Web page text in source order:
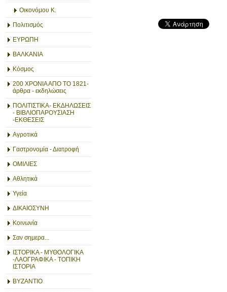
Οικονόμου Κ.
Πολιτισμός
ΕΥΡΩΠΗ
ΒΑΛΚΑΝΙΑ
Κόσμος
200 ΧΡΟΝΙΑ ΑΠΟ ΤΟ 1821-
άρθρα - εκδηλώσεις
ΠΟΛΙΤΙΣΤΙΚΑ- ΕΚΔΗΛΩΣΕΙΣ
- ΒΙΒΛΙΟΠΑΡΟΥΣΙΑΣΗ
-ΕΚΘΕΣΕΙΣ
Αγροτικά
Γαστρονομία - Διατροφή
ΟΜΙΛΙΕΣ
Αθλητικά
Υγεία
ΔΙΚΑΙΟΣΥΝΗ
Κοινωνία
Σαν σημερα...
ΙΣΤΟΡΙΚΑ - ΜΥΘΟΛΟΓΙΚΑ
-ΛΑΟΓΡΑΦΙΚΑ - ΤΟΠΙΚΗ
ΙΣΤΟΡΙΑ
ΒΥΖΑΝΤΙΟ